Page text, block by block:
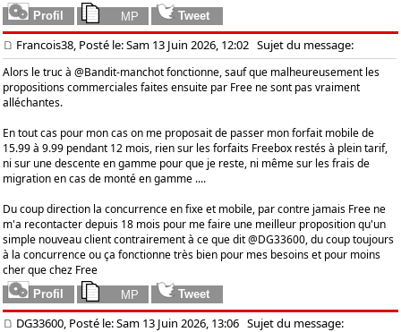
Francois38, Posté le: Sam 13 Juin 2026, 12:02 Sujet du message:
Alors le truc à @Bandit-manchot fonctionne, sauf que malheureusement les
propositions commerciales faites ensuite par Free ne sont pas vraiment
alléchantes.
En tout cas pour mon cas on me proposait de passer mon forfait mobile de
15.99 à 9.99 pendant 12 mois, rien sur les forfaits Freebox restés à plein tarif,
ni sur une descente en gamme pour que je reste, ni même sur les frais de
migration en cas de monté en gamme ....
Du coup direction la concurrence en fixe et mobile, par contre jamais Free ne
m'a recontacter depuis 18 mois pour me faire une meilleur proposition qu'un
simple nouveau client contrairement à ce que dit @DG33600, du coup toujours
à la concurrence ou ça fonctionne très bien pour mes besoins et pour moins
cher que chez Free
DG33600, Posté le: Sam 13 Juin 2026, 13:06 Sujet du message: